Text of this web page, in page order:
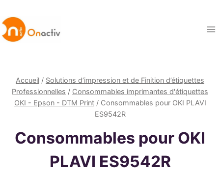
au
contenu
Accueil / Solutions d’impression et de Finition d’étiquettes
Professionnelles / Consommables imprimantes d'étiquettes
OKI - Epson - DTM Print / Consommables pour OKI PLAVI
ES9542R
Consommables pour OKI
PLAVI ES9542R